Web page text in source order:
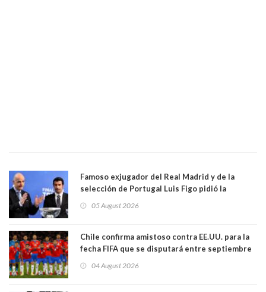
Famoso exjugador del Real Madrid y de la
selección de Portugal Luis Figo pidió la
comportamiento más bajo y cobarde que he
05 August 2026
Chile confirma amistoso contra EE.UU. para la
fecha FIFA que se disputará entre septiembre
04 August 2026